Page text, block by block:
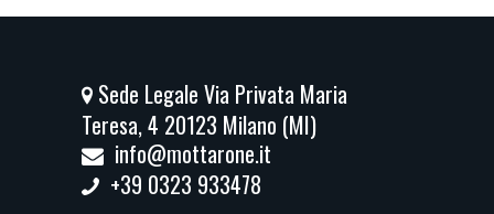
Sede Legale Via Privata Maria
Teresa, 4 20123 Milano (MI)
info@mottarone.it
+39 0323 933478